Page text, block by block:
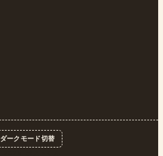
ダークモード切替